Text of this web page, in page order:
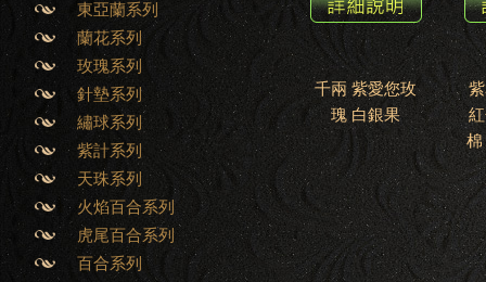
東亞蘭系列
蘭花系列
玫瑰系列
針墊系列
繡球系列
紫計系列
天珠系列
火焰百合系列
虎尾百合系列
百合系列
千兩 紫愛您玫
瑰 白銀果
棉